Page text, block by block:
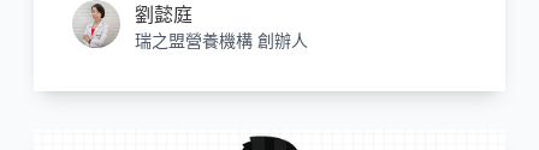
多用單元不飽和脂肪酸或w-3的脂肪酸（如:亞
多元不飽和w-6脂肪酸的油品居多，這樣才可
劉懿庭
瑞之盟營養機構 創辦人